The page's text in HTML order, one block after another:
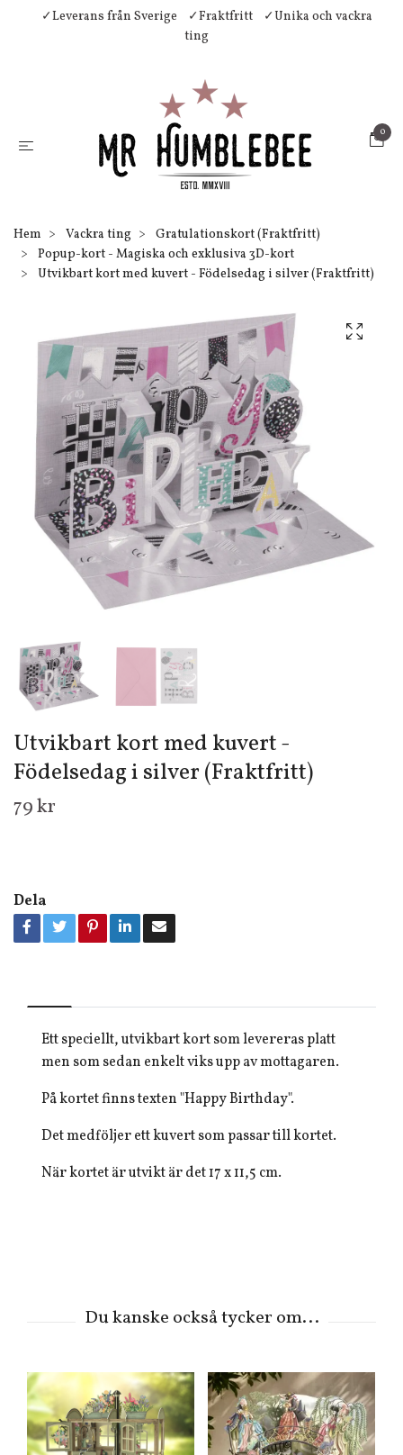
✓Leverans från Sverige ✓Fraktfritt
✓Unika och vackra
ting
0
Hem Vackra ting
Gratulationskort (Fraktfritt)
Popup-kort - Magiska och exklusiva 3D-kort
Utvikbart kort med kuvert - Födelsedag i silver (Fraktfritt)
Utvikbart kort med kuvert -
Födelsedag i silver (Fraktfritt)
79 kr
Dela
Ett speciellt, utvikbart kort som levereras platt
men som sedan enkelt viks upp av mottagaren.
På kortet finns texten "Happy Birthday".
Det medföljer ett kuvert som passar till kortet.
När kortet är utvikt är det 17 x 11,5 cm.